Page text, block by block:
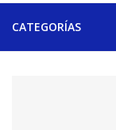
CATEGORÍAS